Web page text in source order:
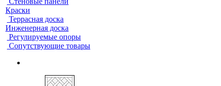
Краски
Террасная доска
Инженерная доска
Регулируемые опоры
Сопутствующие товары